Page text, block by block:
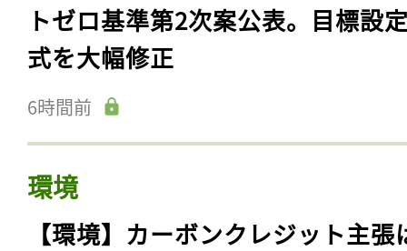
トゼロ基準第2次案公表。目標設
式を大幅修正
6時間前
環境
【環境】カーボンクレジット主張